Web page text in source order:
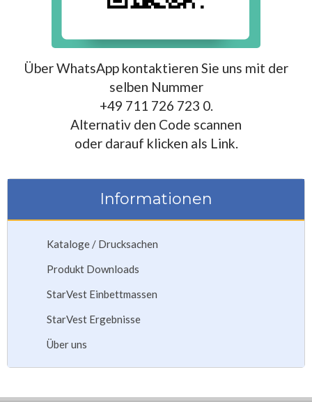
Über WhatsApp kontaktieren Sie uns mit der
selben Nummer
+49 711 726 723 0.
Alternativ den Code scannen
oder darauf klicken als Link.
Informationen
Kataloge / Drucksachen
Produkt Downloads
StarVest Einbettmassen
StarVest Ergebnisse
Über uns